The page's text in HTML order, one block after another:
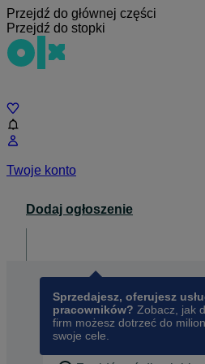
Przejdź do głównej części
Przejdź do stopki
Twoje konto
Dodaj ogłoszenie
Sprzedajesz, oferujesz
pracowników? Zobacz, jak
firm możesz dotrzeć do
swoje cele.